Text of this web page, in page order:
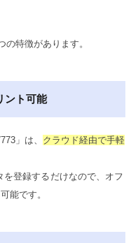
の特徴があります。
ント可能
」は、 クラウド経由で手軽
を登録するだけなので、オフ
能です。